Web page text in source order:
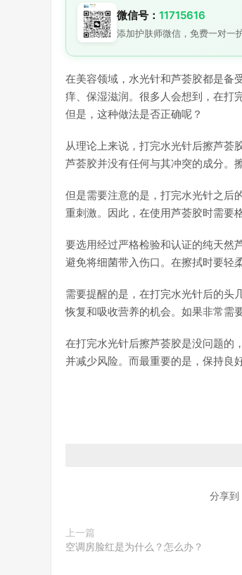
微信号： 11715616
添加护肤师微信，免费一对一
在美容领域，水光针和芦荟胶都是备
痒、保湿滋润。很多人会想到，在打
但是，这种做法是否正确呢？
从理论上来说，打完水光针后擦芦荟
芦荟胶并没有任何与其冲突的成分。
但是需要注意的是，打完水光针之后
重刺激。因此，在使用芦荟胶时需要
要选用经过严格检验和认证的纯天然
避免将细菌带入伤口。在擦拭时要轻
需要提醒的是，在打完水光针后的头
恢复和吸收营养的机会。如果非常需
在打完水光针后擦芦荟胶是没问题的
并减少风险。而最重要的是，保持良
分享到
上一篇
空调房脸红是为什么？怎么办？